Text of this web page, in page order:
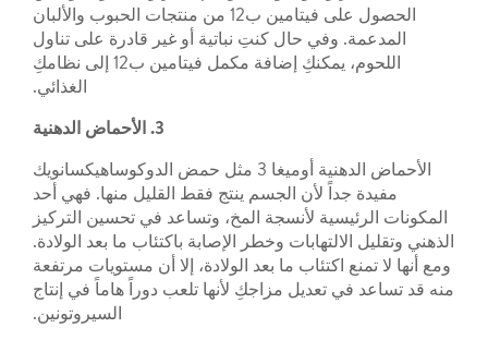
الحصول على فيتامين ب12 من منتجات الحبوب والألبان
المدعمة. وفي حال كنتِ نباتية أو غير قادرة على تناول
اللحوم، يمكنكِ إضافة مكمل فيتامين ب12 إلى نظامكِ
الغذائي.
3. الأحماض الدهنية
الأحماض الدهنية أوميغا 3 مثل حمض الدوكوساهيكسانويك
مفيدة جداً لأن الجسم ينتج فقط القليل منها. فهي أحد
المكونات الرئيسية لأنسجة المخ، وتساعد في تحسين التركيز
الذهني وتقليل الالتهابات وخطر الإصابة باكتئاب ما بعد الولادة.
ومع أنها لا تمنع اكتئاب ما بعد الولادة، إلا أن مستويات مرتفعة
منه قد تساعد في تعديل مزاجكِ لأنها تلعب دوراً هاماً في إنتاج
السيروتونين.